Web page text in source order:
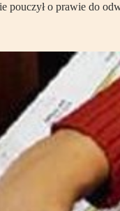
o prawie do